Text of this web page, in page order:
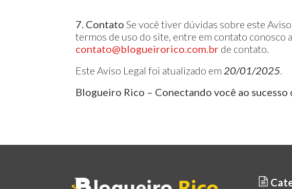
7. Contato Se você tiver dúvidas sobre este
termos de uso do site, entre em contato conosco
contato@blogueirorico.com.br de contato.
Este Aviso Legal foi atualizado em 20/01/2025.
Blogueiro Rico – Conectando você ao